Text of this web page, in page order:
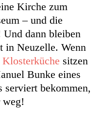
Kirche zum
– und die
Und dann bleiben
in Neuzelle. Wenn
sitzen
Bunke eines
serviert bekommen,